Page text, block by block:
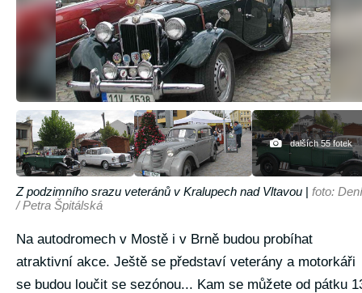
dalších 55 fotek
Z podzimního srazu veteránů v Kralupech nad Vltavou | foto:
/ Petra Špitálská
Na autodromech v Mostě i v Brně budou probíhat
atraktivní akce. Ještě se představí veterány a motorkáři
se budou loučit se sezónou... Kam se můžete od pátku